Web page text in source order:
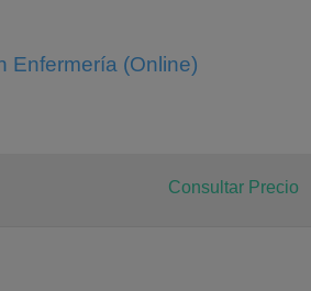
Enfermería (Online)
Consultar Precio